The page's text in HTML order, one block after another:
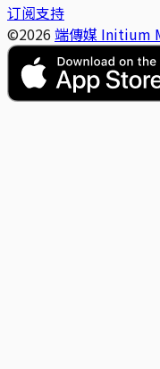
订阅支持
©2026 端傳媒 Initium